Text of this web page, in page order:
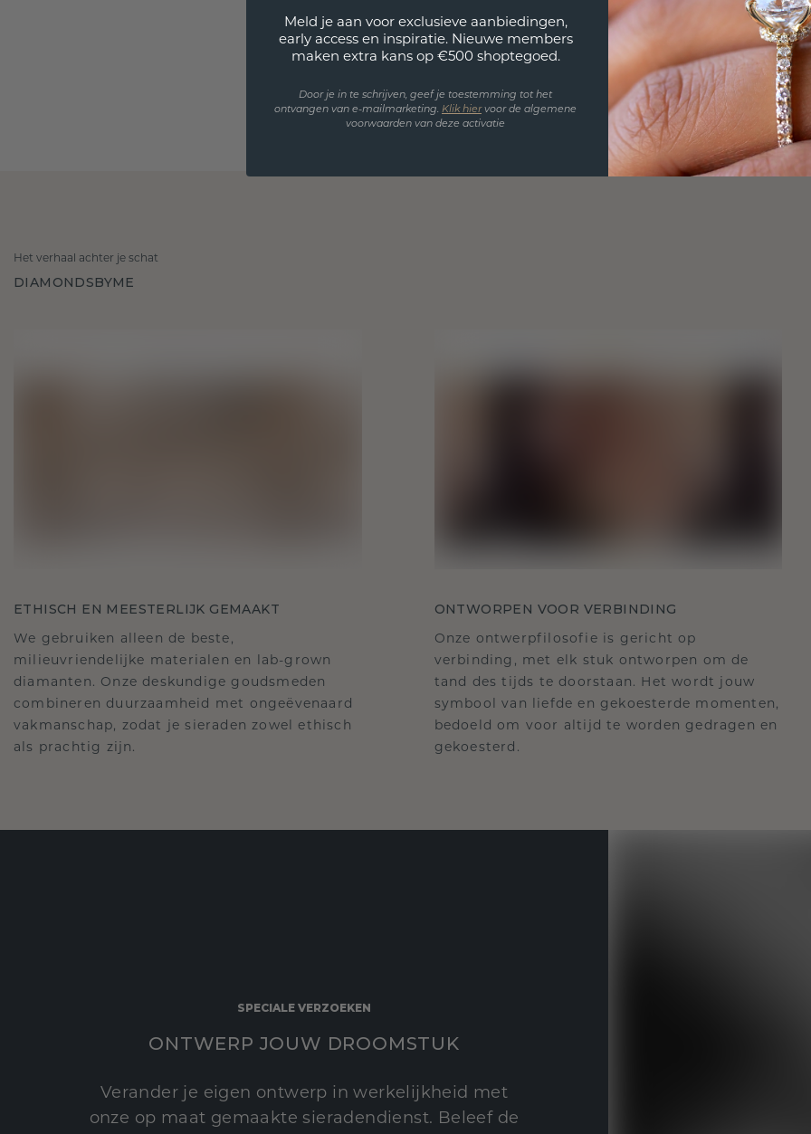
Het verhaal achter je schat
DIAMONDSBYME
ETHISCH EN MEESTERLIJK GEMAAKT
We gebruiken alleen de beste,
milieuvriendelijke materialen en lab-grown
diamanten. Onze deskundige goudsmeden
combineren duurzaamheid met ongeëvenaard
vakmanschap, zodat je sieraden zowel ethisch
als prachtig zijn.
ONTWORPEN VOOR VERBINDING
Onze ontwerpfilosofie is gericht op
verbinding, met elk stuk ontworpen om de
tand des tijds te doorstaan. Het wordt jouw
symbool van liefde en gekoesterde momenten,
bedoeld om voor altijd te worden gedragen en
gekoesterd.
SPECIALE VERZOEKEN
ONTWERP JOUW DROOMSTUK
Verander je eigen ontwerp in werkelijkheid met
onze op maat gemaakte sieradendienst. Beleef de
Meld je aan voor exclusieve aanbiedingen,
early access en inspiratie. Nieuwe members
maken extra kans op €500 shoptegoed.
Door je in te schrijven, geef je toestemming tot het
ontvangen van e-mailmarketing. Klik hiervoor de algemene
voorwaarden van deze activatie